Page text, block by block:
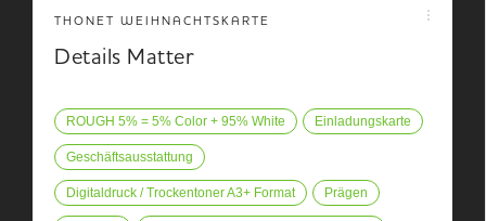
THONET WEIHNACHTSKARTE
Details Matter
ROUGH 5% = 5% Color + 95% White Einladungskarte
Geschäftsausstattung
Digitaldruck / Trockentoner A3+ Format Prägen